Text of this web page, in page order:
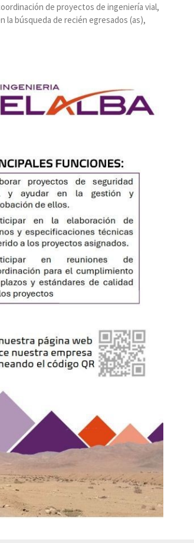
de proyectos de ingeniería vial,
la búsqueda de recién egresados (as),